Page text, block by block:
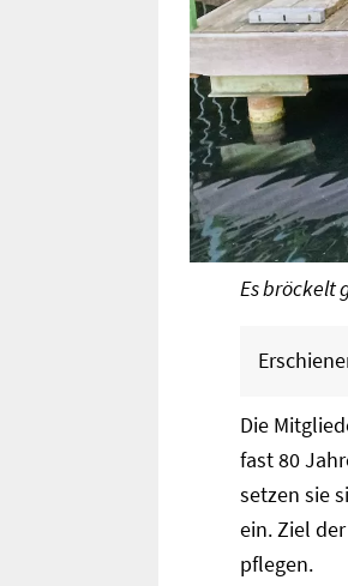
Es bröckelt
Die
fast 80
setzen sie
ein. Ziel
pflegen.